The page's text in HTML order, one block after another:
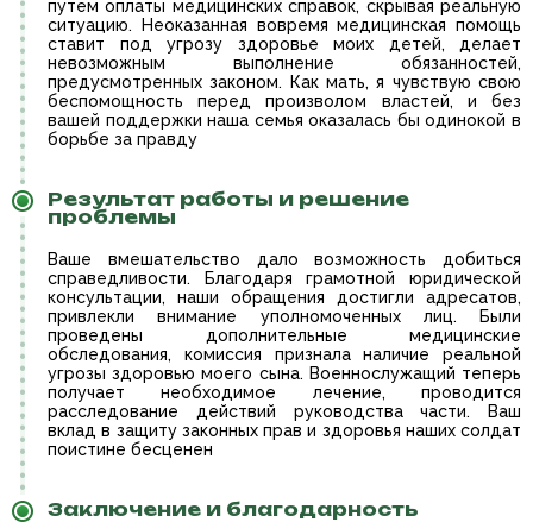
путем оплаты медицинских справок, скрывая реальную
ситуацию. Неоказанная вовремя медицинская помощь
ставит под угрозу здоровье моих детей, делает
невозможным выполнение обязанностей,
предусмотренных законом. Как мать, я чувствую свою
беспомощность перед произволом властей, и без
вашей поддержки наша семья оказалась бы одинокой в
борьбе за правду
Результат работы и решение
проблемы
Ваше вмешательство дало возможность добиться
справедливости. Благодаря грамотной юридической
консультации, наши обращения достигли адресатов,
привлекли внимание уполномоченных лиц. Были
проведены дополнительные медицинские
обследования, комиссия признала наличие реальной
угрозы здоровью моего сына. Военнослужащий теперь
получает необходимое лечение, проводится
расследование действий руководства части. Ваш
вклад в защиту законных прав и здоровья наших солдат
поистине бесценен
Заключение и благодарность